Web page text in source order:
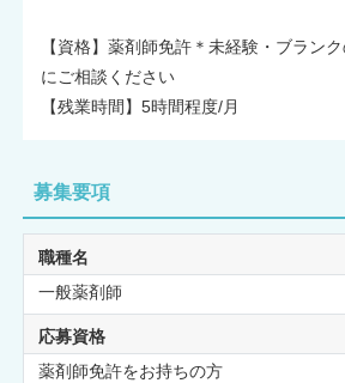
【資格】薬剤師免許＊未経験・ブラン
にご相談ください
【残業時間】5時間程度/月
募集要項
職種名
一般薬剤師
応募資格
薬剤師免許をお持ちの方